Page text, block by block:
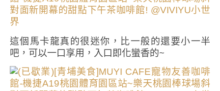
這個馬卡龍真的很迷你，比一般的還要小一半
吧，可以一口享用，入口即化蠻香的~